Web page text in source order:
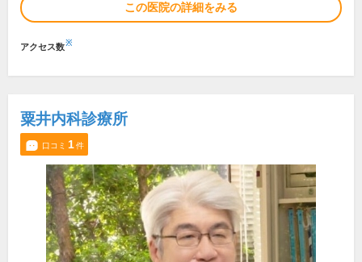
この医院の詳細をみる
アクセス数※
粟井内科診療所
口コミ 1件